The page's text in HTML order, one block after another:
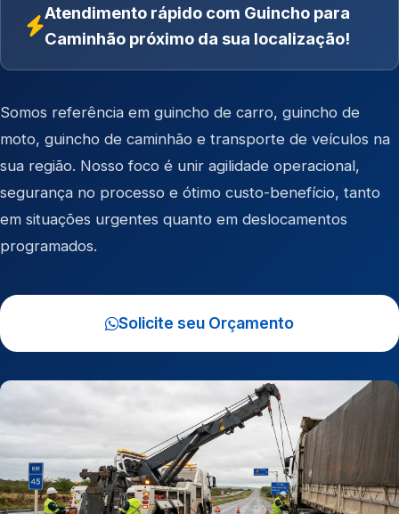
Atendimento rápido com Guincho para
Caminhão próximo da sua localização!
Somos referência em guincho de carro, guincho de
moto, guincho de caminhão e transporte de veículos na
sua região. Nosso foco é unir agilidade operacional,
segurança no processo e ótimo custo-benefício, tanto
em situações urgentes quanto em deslocamentos
programados.
Solicite seu Orçamento